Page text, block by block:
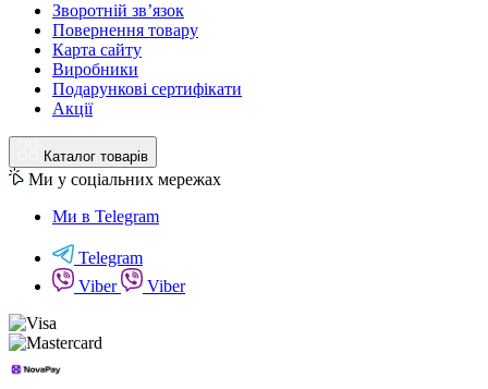
Зворотній зв’язок
Повернення товару
Карта сайту
Виробники
Подарункові сертифікати
Акції
Каталог товарів
Ми у соціальних мережах
Ми в Telegram
Telegram
Viber
Viber